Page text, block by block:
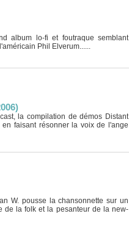
album lo-fi et foutraque semblant
Phil Elverum......
la compilation de démos Distant
faisant résonner la voix de l'ange
W. pousse la chansonnette sur un
de la folk et la pesanteur de la new-